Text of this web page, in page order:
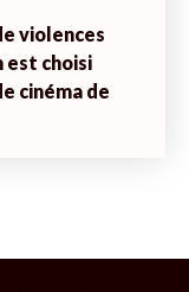
violences
est choisi
cinéma de